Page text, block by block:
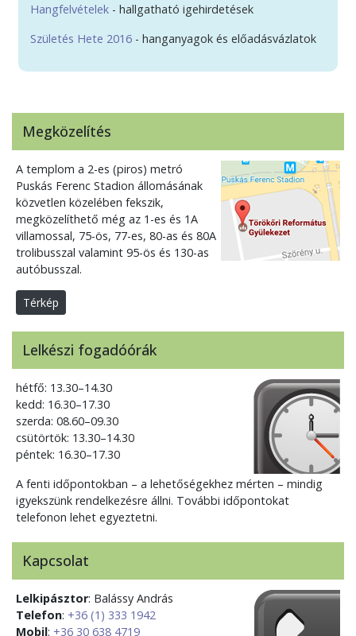
Hangfelvételek - hallgatható igehirdetések
Születés Hete 2016 - hanganyagok és előadásvázlatok
Megközelítés
A templom a 2-es (piros) metró
Puskás Ferenc Stadion állomásának
közvetlen közelében fekszik,
megközelíthető még az 1-es és 1A
villamossal, 75-ös, 77-es, 80-as és 80A
trolibusszal valamint 95-ös és 130-as
autóbusszal.
Térkép
Lelkészi fogadóórák
hétfő: 13.30–14.30
kedd: 16.30–17.30
szerda: 08.60–09.30
csütörtök: 13.30–14.30
péntek: 16.30–17.30
A fenti időpontokban – a lehetőségekhez mérten – mindig
igyekszünk rendelkezésre állni. További időpontokat
telefonon lehet egyeztetni.
Kapcsolat
Lelkipásztor: Balássy András
Telefon: +36 (1) 333 1942
Mobil: +36 30 638 4719